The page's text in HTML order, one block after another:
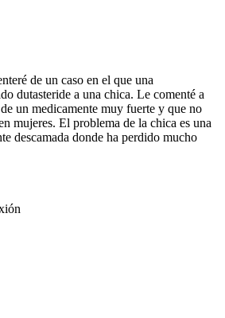
de un caso en el que una
dutasteride a una chica. Le comenté a
un medicamente muy fuerte y que no
mujeres. El problema de la chica es una
descamada donde ha perdido mucho